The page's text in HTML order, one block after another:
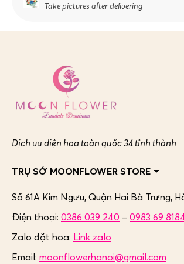
Take pictures after delivering
Dịch vụ điện hoa toàn quốc 34 tỉnh thành
TRỤ SỞ MOONFLOWER STORE
Số 61A Kim Ngưu, Quận Hai Bà Trưng,
Điện thoại: 0386 039 240 – 0983 69
Zalo đặt hoa: Link zalo
Email: moonflowerhanoi@gmail.com